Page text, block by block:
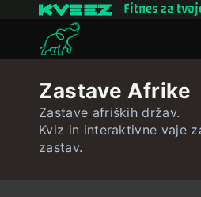
Fitnes za
Učne kartice
Zastave Afrike
Zastave afriških držav.
Kviz in interaktivne vaje
zastav.